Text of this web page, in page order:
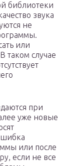
библиотеки
звука
не
или
таком случае
при
уже новые
или после
если не все